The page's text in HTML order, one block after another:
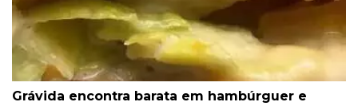
Grávida encontra barata em hambúrguer e